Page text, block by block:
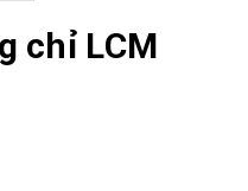
chỉ LCM